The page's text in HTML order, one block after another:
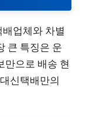
업체와 차별
큰 특징은 운
만으로 배송 현
신택배만의